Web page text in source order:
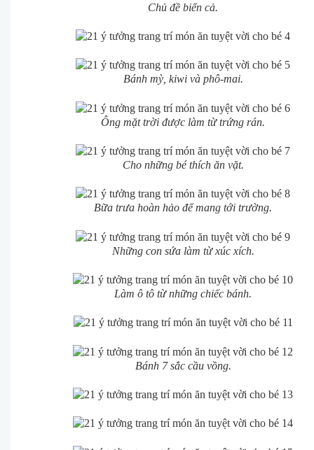
Chủ đề biển cả.
Bánh mỳ, kiwi và phô-mai.
Ông mặt trời được làm từ trứng rán.
Cho những bé thích ăn vặt.
Bữa trưa hoàn hảo để mang tới trường.
Những con sứa làm từ xúc xích.
Làm ô tô từ những chiếc bánh.
Bánh 7 sắc cầu vồng.